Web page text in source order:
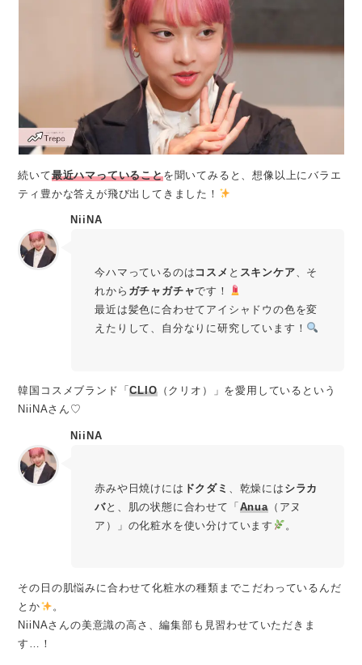
続いて最近ハマっていることを聞いてみると、想像以上にバラエ
ティ豊かな答えが飛び出してきました！
NiiNA
今ハマっているのは コスメ と スキンケア 、そ
れから ガチャガチャです！
最近は髪色に合わせてアイシャドウの色を変
えたりして、自分なりに研究しています！
韓国コスメブランド「CLIO（クリオ）」を愛用しているという
NiiNAさん♡
NiiNA
赤みや日焼けには ドクダミ 、乾燥には シラカ
バと、肌の状態に合わせて「Anua（アヌ
ア）」の化粧水を使い分けています
。
その日の肌悩みに合わせて化粧水の種類までこだわっているんだ
とか
。
NiiNAさんの美意識の高さ、編集部も見習わせていただきま
す…！